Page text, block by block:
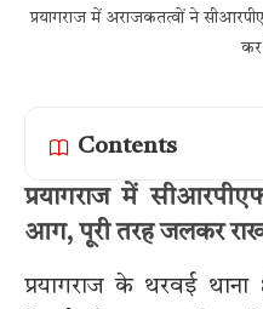
प्रयागराज में अराजकतत्वों ने
कर
Contents
प्रयागराज में
आग, पूरी तरह जलकर
प्रयागराज के थरवई थाना